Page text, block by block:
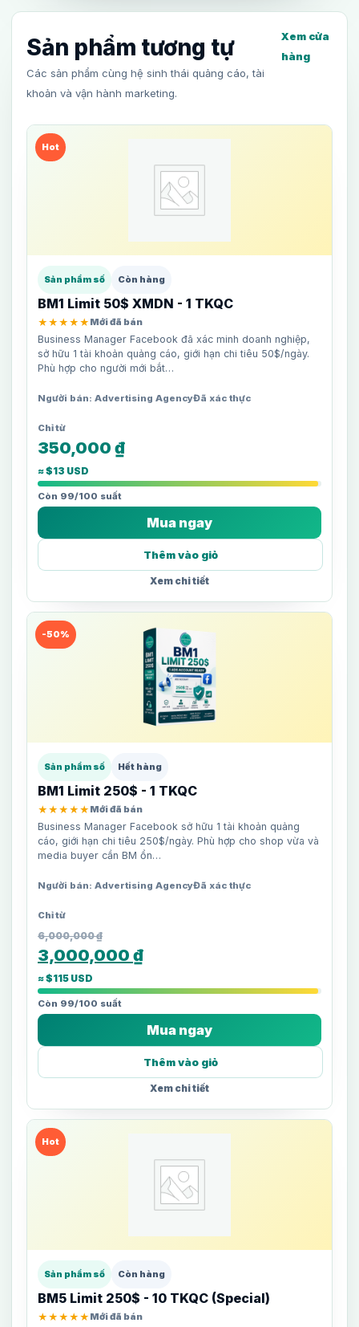
Sản phẩm tương tự
Các sản phẩm cùng hệ sinh thái quảng cáo, tài
khoản và vận hành marketing.
Xem cửa
hàng
Hot
Sản phẩm số Còn hàng
BM1 Limit 50$ XMDN - 1 TKQC
★★★★★ Mới đã bán
Business Manager Facebook đã xác minh doanh nghiệp,
sở hữu 1 tài khoản quảng cáo, giới hạn chi tiêu 50$/ngày.
Phù hợp cho người mới bắt…
Người bán: Advertising AgencyĐã xác thực
350,000 ₫
≈ $13 USD
Còn 99/100 suất
Mua ngay
Thêm vào giỏ
Xem chi tiết
-50%
Sản phẩm số Hết hàng
BM1 Limit 250$ - 1 TKQC
★★★★★ Mới đã bán
Business Manager Facebook sở hữu 1 tài khoản quảng
cáo, giới hạn chi tiêu 250$/ngày. Phù hợp cho shop vừa và
media buyer cần BM ổn…
Người bán: Advertising AgencyĐã xác thực
6,000,000₫
3,000,000 ₫
≈ $115 USD
Còn 99/100 suất
Mua ngay
Thêm vào giỏ
Xem chi tiết
Hot
Sản phẩm số Còn hàng
BM5 Limit 250$ - 10 TKQC (Special)
★★★★★ Mới đã bán